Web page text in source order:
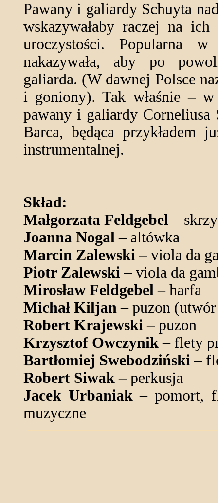
Pawany i galiardy Schuyta
wskazywałaby raczej na ich
uroczystości. Popularna
nakazywała, aby po
galiarda. (W dawnej Polsce
i goniony). Tak właśnie – w
pawany i galiardy Corneliusa
Barca, będąca przykładem
instrumentalnej.
Skład:
Małgorzata Feldgebel –
Joanna Nogal – altówka
Marcin Zalewski – viola da
Piotr Zalewski – viola da
Mirosław Feldgebel – harfa
Michał Kiljan – puzon
Robert Krajewski – puzon
Krzysztof Owczynik – flety
Bartłomiej Swebodziński –
Robert Siwak – perkusja
Jacek Urbaniak– pomort,
muzyczne